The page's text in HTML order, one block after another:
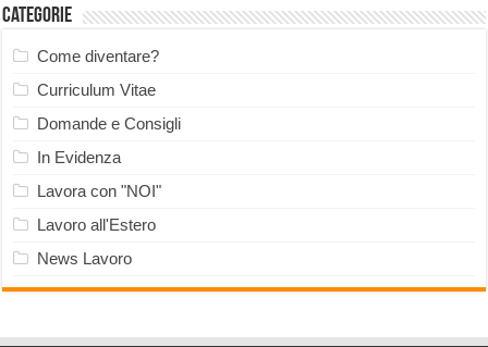
Categorie
Come diventare?
Curriculum Vitae
Domande e Consigli
In Evidenza
Lavora con "NOI"
Lavoro all'Estero
News Lavoro